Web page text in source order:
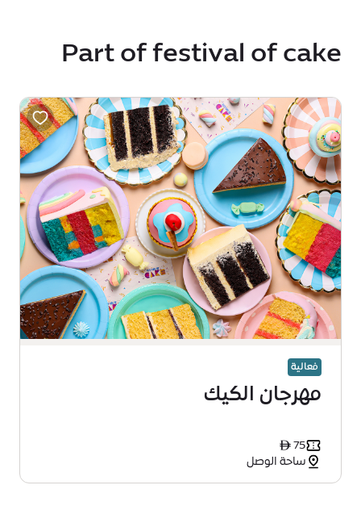
Part of festival of cake
فعالية
مهرجان الكيك
ê 75
ساحة الوصل